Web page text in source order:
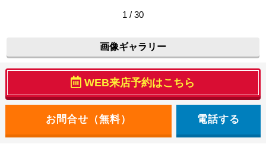
1 / 30
画像ギャラリー
WEB来店予約はこちら
電話する